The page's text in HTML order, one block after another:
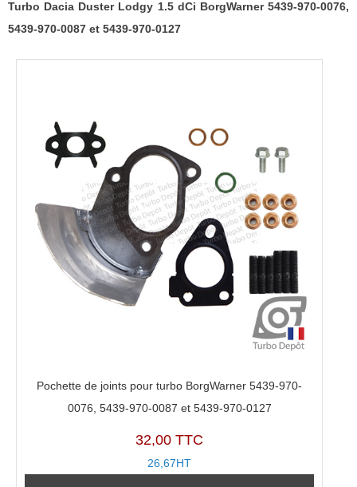
970-
0087
Turbo Dacia Duster Lodgy 1.5 dCi BorgWarner 5439-970-0076,
5439-970-0087 et 5439-970-0127
Pochette de joints pour turbo BorgWarner 5439-970-
0076, 5439-970-0087 et 5439-970-0127
32,00 TTC
26,67HT